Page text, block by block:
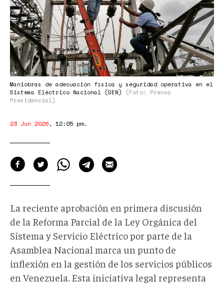
Maniobras de adecuación física y seguridad operativa en el
Sistema Eléctrico Nacional (SEN)
(Foto: Prensa
Presidencial)
23 Jun 2026, 12:05 pm.
La reciente aprobación en primera discusión
de la Reforma Parcial de la Ley Orgánica del
Sistema y Servicio Eléctrico por parte de la
Asamblea Nacional marca un punto de
inflexión en la gestión de los servicios públicos
en Venezuela. Esta iniciativa legal representa